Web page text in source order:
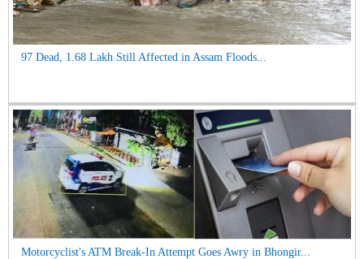
97 Dead, 1.68 Lakh Still Affected in Assam Floods...
Motorcyclist's ATM Break-In Attempt Goes Awry in Bhongir...